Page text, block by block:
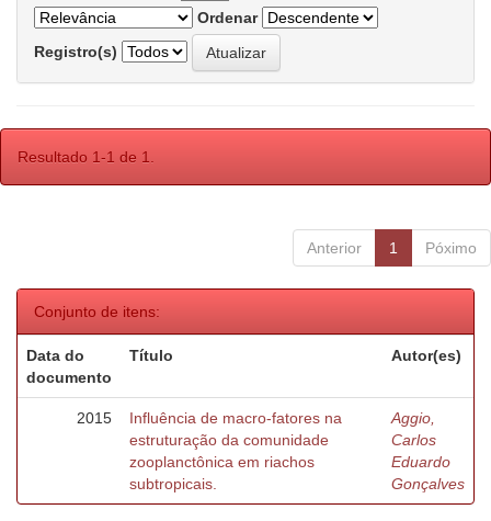
Ordenar
Registro(s)
Resultado 1-1 de 1.
Anterior 1 Póximo
Conjunto de itens:
Data do
documento
Título Autor(es)
2015
Influência de macro-fatores na
estruturação da comunidade
zooplanctônica em riachos
subtropicais.
Aggio,
Carlos
Eduardo
Gonçalves